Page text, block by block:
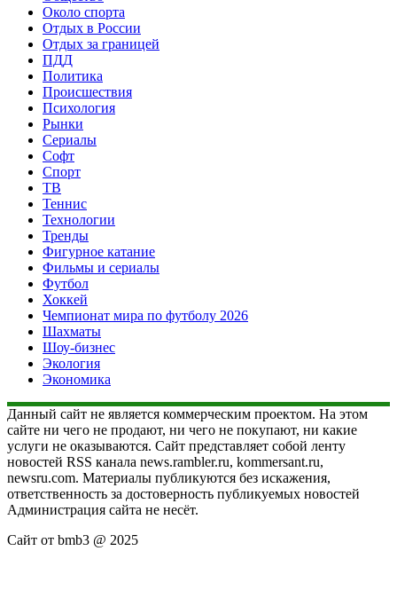
Около спорта
Отдых в России
Отдых за границей
ПДД
Политика
Происшествия
Психология
Рынки
Сериалы
Софт
Спорт
ТВ
Теннис
Технологии
Тренды
Фигурное катание
Фильмы и сериалы
Футбол
Хоккей
Чемпионат мира по футболу 2026
Шахматы
Шоу-бизнес
Экология
Экономика
Данный сайт не является коммерческим проектом. На этом
сайте ни чего не продают, ни чего не покупают, ни какие
услуги не оказываются. Сайт представляет собой ленту
новостей RSS канала news.rambler.ru, kommersant.ru,
newsru.com. Материалы публикуются без искажения,
ответственность за достоверность публикуемых новостей
Администрация сайта не несёт.
Сайт от bmb3 @ 2025